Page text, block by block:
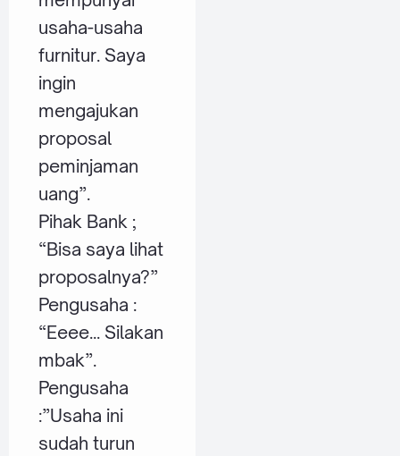
usaha-usaha
furnitur. Saya
ingin
mengajukan
proposal
peminjaman
uang”.
Pihak Bank ;
“Bisa saya lihat
proposalnya?”
Pengusaha :
“Eeee... Silakan
mbak”.
Pengusaha
:”Usaha ini
sudah turun